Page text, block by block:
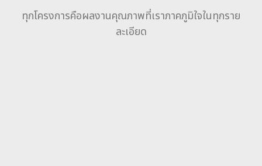
ทุกโครงการคือผลงานคุณภาพที่เราภาคภูมิใจในทุกราย
ละเอียด